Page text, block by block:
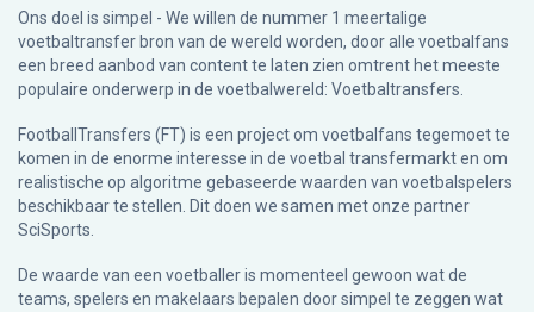
Ons doel is simpel - We willen de nummer 1 meertalige
voetbaltransfer bron van de wereld worden, door alle voetbalfans
een breed aanbod van content te laten zien omtrent het meeste
populaire onderwerp in de voetbalwereld: Voetbaltransfers.
FootballTransfers (FT) is een project om voetbalfans tegemoet te
komen in de enorme interesse in de voetbal transfermarkt en om
realistische op algoritme gebaseerde waarden van voetbalspelers
beschikbaar te stellen. Dit doen we samen met onze partner
SciSports
De waarde van een voetballer is momenteel gewoon wat de
teams, spelers en makelaars bepalen door simpel te zeggen wat